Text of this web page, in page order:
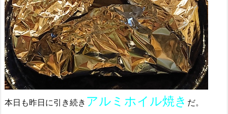
本日も昨日に引き続き アルミホイル焼き だ。